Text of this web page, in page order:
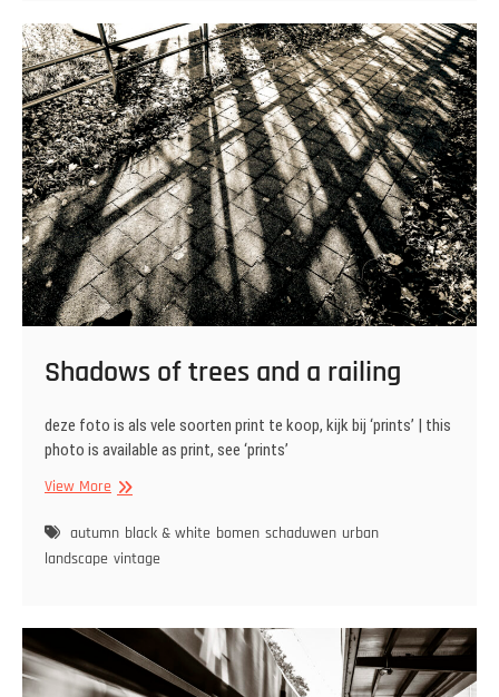
Shadows of trees and a railing
deze foto is als vele soorten print te koop, kijk bij ‘prints’ | this
photo is available as print, see ‘prints’
View MoreShadows
trees
and
autumn black & white bomen schaduwen urban
landscape vintage